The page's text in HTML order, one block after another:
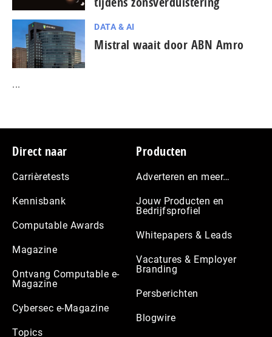
DATA & AI
Mistral waait door ABN Amro
...
Footer
Direct naar
Carrièretests
Kennisbank
Computable Awards
Magazine
Ontvang Computable e-
Magazine
Cybersec e-Magazine
Topics
Producten
Adverteren en meer…
Jouw Producten en
Bedrijfsprofiel
Whitepapers & Leads
Vacatures & Employer
Branding
Persberichten
Blogwire